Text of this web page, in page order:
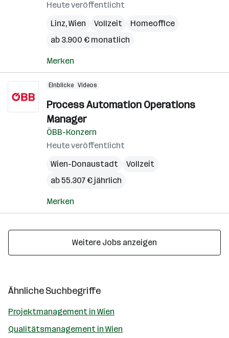
Heute veröffentlicht
Linz,Wien Vollzeit
Homeoffice
ab 3.900 € monatlich
Merken
Einblicke Videos
Process Automation Operations
Manager
ÖBB-Konzern
Heute veröffentlicht
Wien-Donaustadt
Vollzeit
ab 55.307 € jährlich
Merken
Weitere Jobs anzeigen
Ähnliche Suchbegriffe
Projektmanagement in Wien
Qualitätsmanagement in Wien